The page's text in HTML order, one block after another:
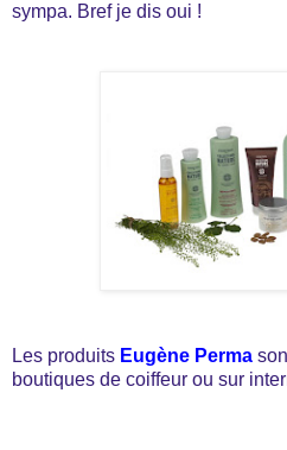
sympa. Bref je dis oui !
Les produits Eugène Perma
boutiques de coiffeur ou sur